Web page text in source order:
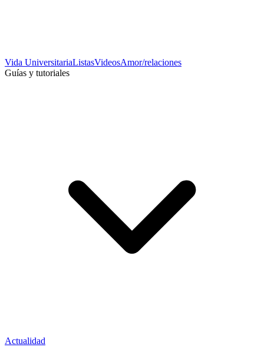
Vida UniversitariaListasVideosAmor/relaciones
Guías y tutoriales
Actualidad